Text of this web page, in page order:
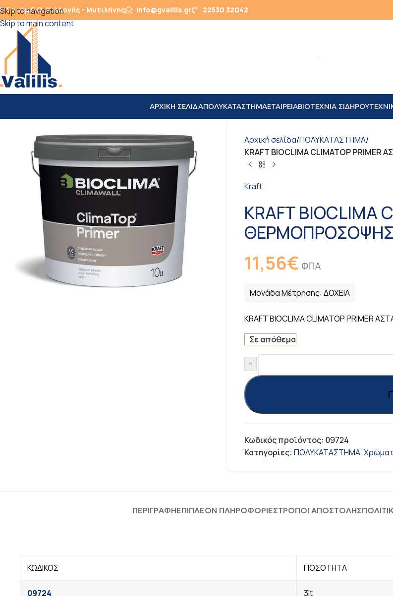
Skip to navigation
Skip to main content
5ο χλμ Ε.Ο. Καλλονής - Μυτιλήνης info@gvalilis.gr 22530 32042
ΑΡΧΙΚΗ ΣΕΛΙΔΑΠΟΛΥΚΑΤΑΣΤΗΜΑΕΤΑΙΡΕΙΑΒΙΟΤΕΧΝΙΑ ΣΙΔΗΡΟΥ
Αρχική σελίδα/ΠΟΛΥΚΑΤΑΣΤΗΜΑ/
KRAFT BIOCLIMA CLIMATOP
Kraft
KRAFT BIOCLIMA
ΘΕΡΜΟΠΡΟΣΟΨΗΣ
11,56€ ΦΠΑ
Μονάδα Μέτρησης: ΔΟΧΕΙΑ
KRAFT BIOCLIMA CLIMATOP PRIMER
Σε απόθεμα
-
Κωδικός προϊόντος: 09724
Κατηγορίες: ΠΟΛΥΚΑΤΑΣΤΗΜΑ,
ΠΕΡΙΓΡΑΦΉΕΠΙΠΛΈΟΝ ΠΛΗΡΟΦΟΡΊΕΣΤΡΟΠΟΙ ΑΠΟΣΤΟΛΗΣ
ΚΩΔΙΚΟΣ ΠΟΣΟΤΗΤΑ
09724 3lt